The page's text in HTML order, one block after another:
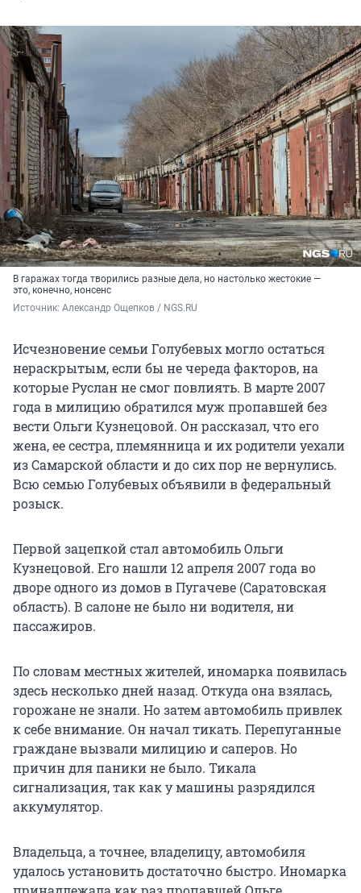
В гаражах тогда творились разные дела, но настолько жестокие —
это, конечно, нонсенс
Источник: Александр Ощепков / NGS.RU
Исчезновение семьи Голубевых могло остаться
нераскрытым, если бы не череда факторов, на
которые Руслан не смог повлиять. В марте 2007
года в милицию обратился муж пропавшей без
вести Ольги Кузнецовой. Он рассказал, что его
жена, ее сестра, племянница и их родители уехали
из Самарской области и до сих пор не вернулись.
Всю семью Голубевых объявили в федеральный
розыск.
Первой зацепкой стал автомобиль Ольги
Кузнецовой. Его нашли 12 апреля 2007 года во
дворе одного из домов в Пугачеве (Саратовская
область). В салоне не было ни водителя, ни
пассажиров.
По словам местных жителей, иномарка появилась
здесь несколько дней назад. Откуда она взялась,
горожане не знали. Но затем автомобиль привлек
к себе внимание. Он начал тикать. Перепуганные
граждане вызвали милицию и саперов. Но
причин для паники не было. Тикала
сигнализация, так как у машины разрядился
аккумулятор.
Владельца, а точнее, владелицу, автомобиля
удалось установить достаточно быстро. Иномарка